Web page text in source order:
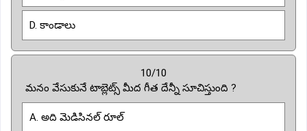
D. కాండాలు
10/10
మనం వేసుకునే టాబ్లెట్స్ మీద గీత దేన్నీ సూచిస్తుంది ?
A. అది మెడిసినల్ రూల్